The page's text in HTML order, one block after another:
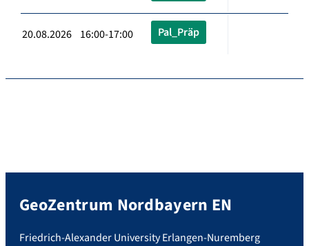
20.08.2026 16:00-17:00 Pal_Präp
GeoZentrum Nordbayern EN
Friedrich-Alexander University Erlangen-Nuremberg